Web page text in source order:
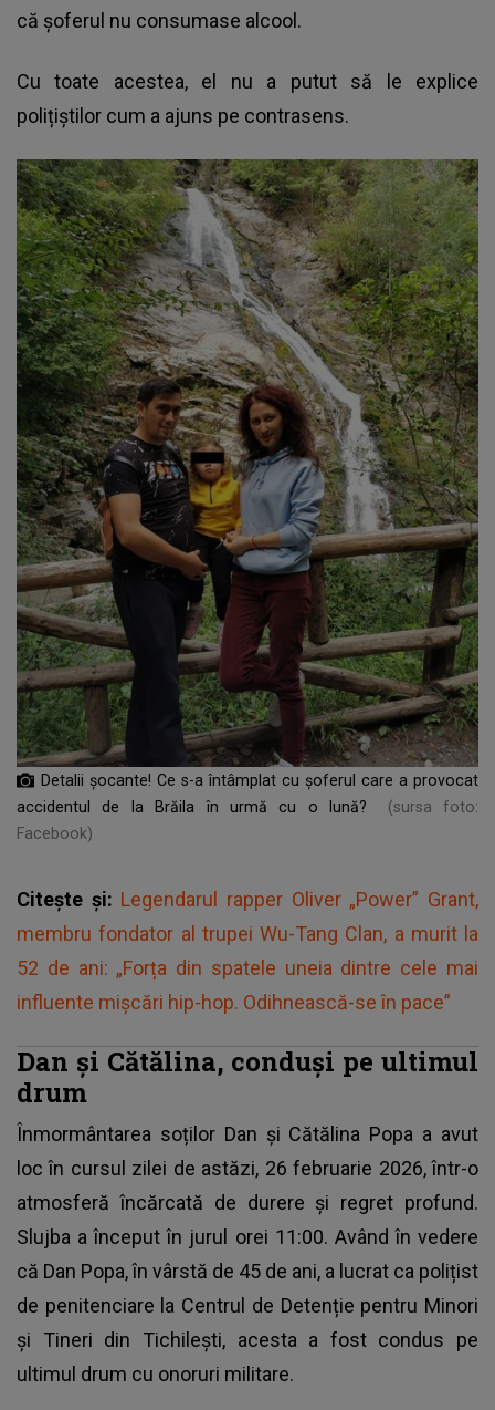
că șoferul nu consumase alcool.
Cu toate acestea, el nu a putut să le explice
polițiștilor cum a ajuns pe contrasens.
Detalii șocante! Ce s-a întâmplat cu șoferul care a provocat
accidentul de la Brăila în urmă cu o lună?
(sursa foto:
Facebook)
Citește și: Legendarul rapper Oliver „Power” Grant,
membru fondator al trupei Wu-Tang Clan, a murit la
52 de ani: „Forța din spatele uneia dintre cele mai
influente mișcări hip-hop. Odihnească-se în pace”
Dan și Cătălina, conduși pe ultimul
drum
Înmormântarea soților Dan și Cătălina Popa a avut
loc în cursul zilei de astăzi, 26 februarie 2026, într-o
atmosferă încărcată de durere și regret profund.
Slujba a început în jurul orei 11:00. Având în vedere
că Dan Popa, în vârstă de 45 de ani, a lucrat ca polițist
de penitenciare la Centrul de Detenție pentru Minori
și Tineri din Tichilești, acesta a fost condus pe
ultimul drum cu onoruri militare.